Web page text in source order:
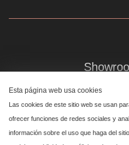
Plaza de
Centro,
Esta página web usa cookies
Las cookies de este sitio web se usan
ofrecer funciones de redes sociales y
información sobre el uso que haga del